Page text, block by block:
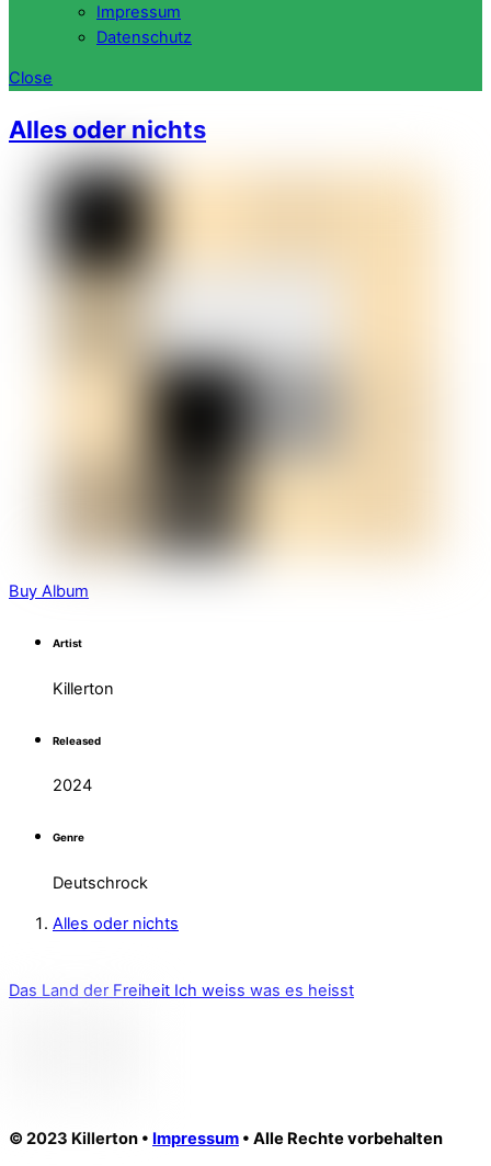
Impressum
Datenschutz
Close
Alles oder nichts
Buy Album
Artist
Killerton
Released
2024
Genre
Deutschrock
Alles oder nichts
Das Land der Freiheit Ich weiss was es heisst
© 2023 Killerton • Impressum • Alle Rechte vorbehalten